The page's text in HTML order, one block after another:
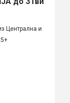
Централна и